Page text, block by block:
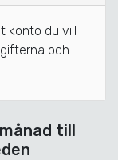
konto du vill
och
till